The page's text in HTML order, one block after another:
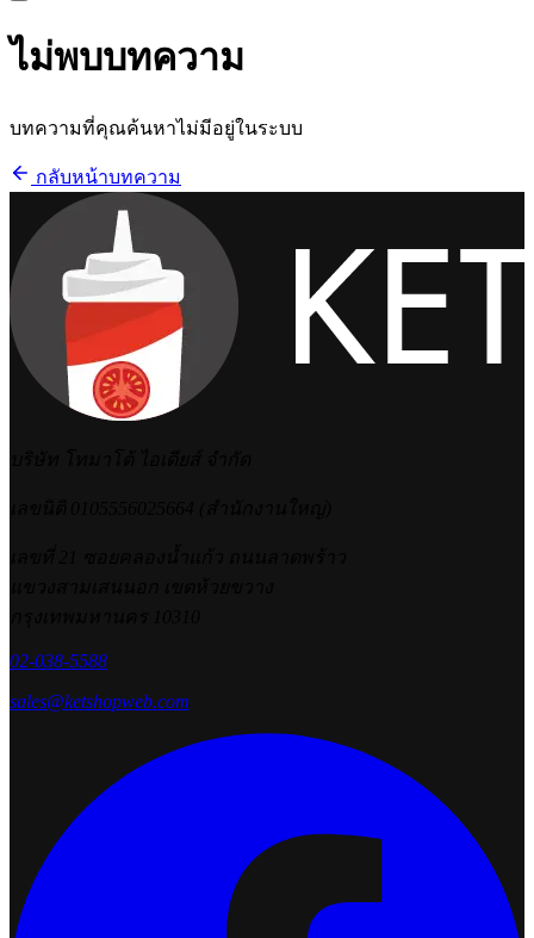
ไม่พบบทความ
บทความที่คุณค้นหาไม่มีอยู่ในระบบ
กลับหน้าบทความ
02-038-5588
sales@ketshopweb.com